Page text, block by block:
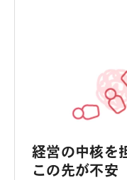
経営の中核を
この先が不安